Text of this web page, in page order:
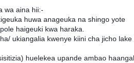
wa aina hii:-
huwa anageuka na shingo yote
haigeuki kwa haraka.
ukiangalia kwenye kiini cha jicho
huelekea upande ambao